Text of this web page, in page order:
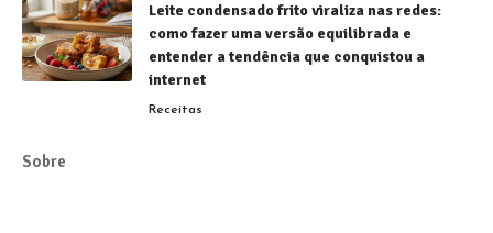
Leite condensado frito viraliza nas redes:
como fazer uma versão equilibrada e
entender a tendência que conquistou a
internet
Receitas
Sobre